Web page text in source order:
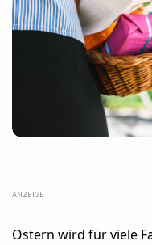
Ostern wird für viele